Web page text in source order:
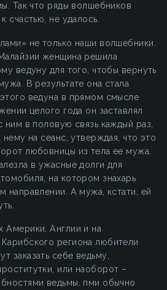
Так что ряды волшебников
счастью, не удалось.
не только наши волшебники.
женщина решила
ведуну для того, чтобы вернуть
В результате она стала
ведуна в прямом смысле
целого года он заставлял
ним в половую связь каждый раз,
нему на сеанс, утверждая, что это
любовницы из тела ее мужа.
в ужасные долги для
на котором знахарь
направлении. А мужа, кстати, ей
Америки, Англии и на
региона любители
заказать себе ведьму,
или наоборот –
ведьмы. пми обычно